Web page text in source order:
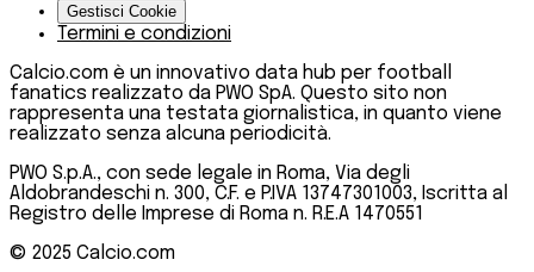
Gestisci Cookie
Termini e condizioni
Calcio.com è un innovativo data hub per football
fanatics realizzato da PWO SpA. Questo sito non
rappresenta una testata giornalistica, in quanto viene
realizzato senza alcuna periodicità.
PWO S.p.A., con sede legale in Roma, Via degli
Aldobrandeschi n. 300, C.F. e P.IVA 13747301003, Iscritta al
Registro delle Imprese di Roma n. R.E.A 1470551
© 2025 Calcio.com